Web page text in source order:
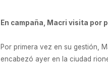
En campaña, Macri visita por
Por primera vez en su gestión,
encabezó ayer en la ciudad